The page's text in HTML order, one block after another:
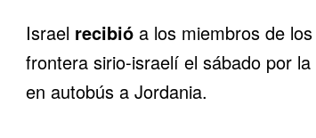
Israel recibióa los miembros de
frontera sirio-israelí el sábado por
en autobús a Jordania.